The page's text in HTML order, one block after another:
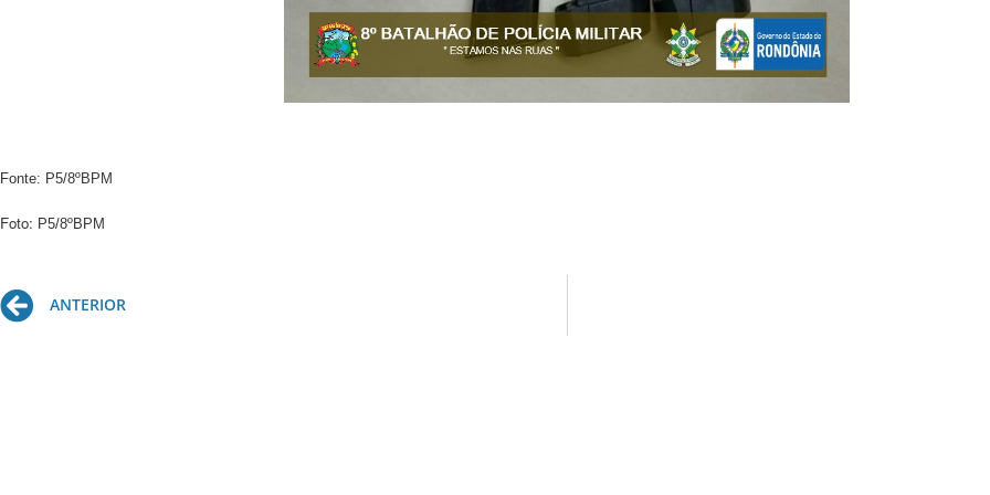
Fonte: P5/8ºBPM
Foto: P5/8ºBPM
Prev
ANTERIOR